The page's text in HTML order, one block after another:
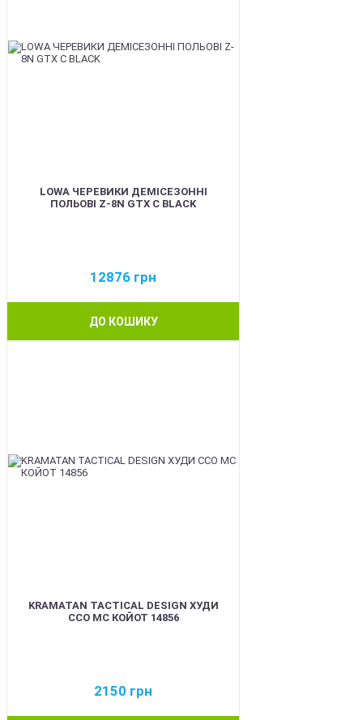
LOWA ЧЕРЕВИКИ ДЕМІСЕЗОННІ
ПОЛЬОВІ Z-8N GTX C BLACK
12876 грн
ДО КОШИКУ
KRAMATAN TACTICAL DESIGN ХУДИ
ССО МС КОЙОТ 14856
2150 грн